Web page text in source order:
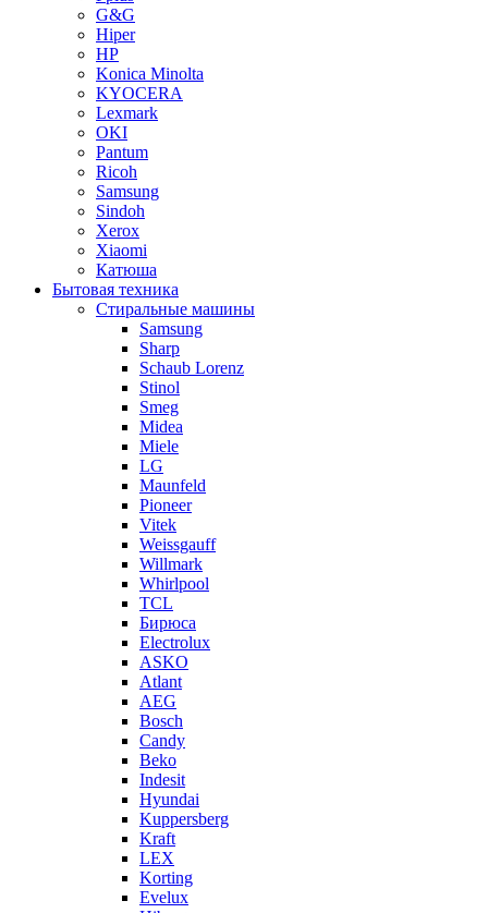
G&G
Hiper
HP
Konica Minolta
KYOCERA
Lexmark
OKI
Pantum
Ricoh
Samsung
Sindoh
Xerox
Xiaomi
Катюша
Бытовая техника
Стиральные машины
Samsung
Sharp
Schaub Lorenz
Stinol
Smeg
Midea
Miele
LG
Maunfeld
Pioneer
Vitek
Weissgauff
Willmark
Whirlpool
TCL
Бирюса
Electrolux
ASKO
Atlant
AEG
Bosch
Candy
Beko
Indesit
Hyundai
Kuppersberg
Kraft
LEX
Korting
Evelux